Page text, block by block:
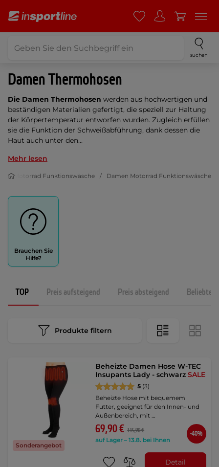
suchen
Damen Thermohosen
Die Damen Thermohosen werden aus hochwertigen und
beständigen Materialien gefertigt, die speziell zur Haltung
der Körpertemperatur entworfen wurden. Zugleich erfüllen
sie die Funktion der Schweißabführung, dank dessen die
Haut auch unter den...
Mehr lesen
Motorrad Funktionswäsche Damen Motorrad Funktionswäsche
Brauchen Sie
Hilfe?
TOP Preis aufsteigend Preis absteigend
Produkte filtern
Sonderangebot
Beheizte Damen Hose W-TEC
Insupants Lady - schwarzSALE
5 (3)
Beheizte Hose mit bequemem
Futter, geeignet für den Innen- und
Außenbereich, mit …
69,90 € 115,90 €
auf Lager – 13.8. bei Ihnen
-40%
Detail